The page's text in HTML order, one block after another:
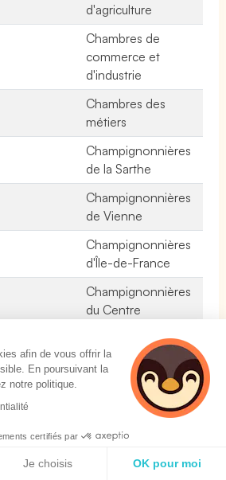
d'agriculture
Chambres de
commerce et
d'industrie
Chambres des
métiers
Champignonnières
de la Sarthe
Champignonnières
de Vienne
Champignonnières
d'Île-de-France
Champignonnières
du Centre
Champignonnières
du Maine et Loire
Champignonnistes
de l'Oise et de
jazz, musiques
afin de vous offrir la
En poursuivant la
notre politique.
certifiés par
Je choisis OK pour moi